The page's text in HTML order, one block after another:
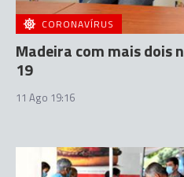
CORONAVÍRUS
Madeira com mais dois
19
11 Ago 19:16